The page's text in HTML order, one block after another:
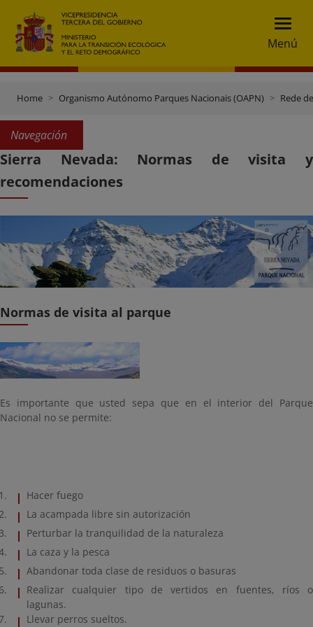
Menú
Home Organismo Autónomo Parques Nacionais (OAPN) Rede
Navegación
Sierra Nevada: Normas de visita y
recomendaciones
Normas de visita al parque
Es importante que usted sepa que en el interior del Parque
Nacional no se permite:
Hacer fuego
La acampada libre sin autorización
Perturbar la tranquilidad de la naturaleza
La caza y la pesca
Abandonar toda clase de residuos o basuras
Realizar cualquier tipo de vertidos en fuentes, ríos o
lagunas.
Llevar perros sueltos.